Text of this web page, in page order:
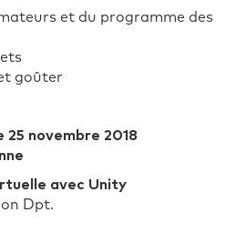
et du programme des
goûter
25 novembre 2018
avec Unity
Dpt.